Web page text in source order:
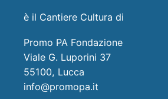
è il Cantiere Cultura di
Promo PA Fondazione
Viale G. Luporini 37
55100, Lucca
info@promopa.it